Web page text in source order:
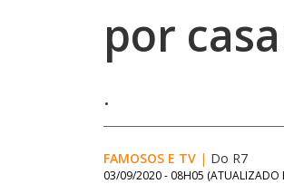
por
.
FAMOSOS E TV | Do R7
03/09/2020 - 08H05 (ATUALIZADO